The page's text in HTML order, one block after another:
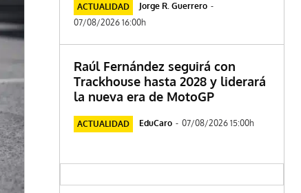
ACTUALIDAD Jorge R. Guerrero -
07/08/2026 16:00h
Raúl Fernández seguirá con
Trackhouse hasta 2028 y liderará
la nueva era de MotoGP
ACTUALIDAD EduCaro - 07/08/2026 15:00h